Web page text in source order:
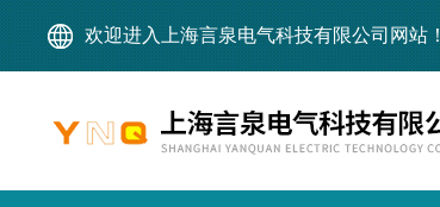
欢迎进入上海言泉电气科技有限公司网站！